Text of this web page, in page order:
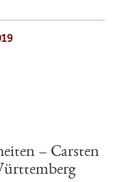
– Carsten